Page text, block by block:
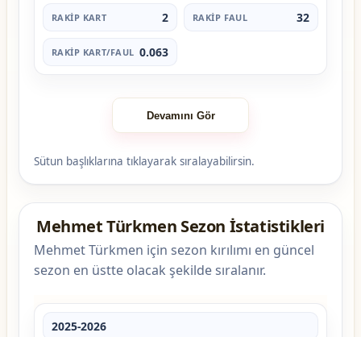
2 32
0.063
Devamını Gör
Sütun başlıklarına tıklayarak sıralayabilirsin.
Mehmet Türkmen Sezon İstatistikleri
Mehmet Türkmen için sezon kırılımı en güncel
sezon en üstte olacak şekilde sıralanır.
2025-2026